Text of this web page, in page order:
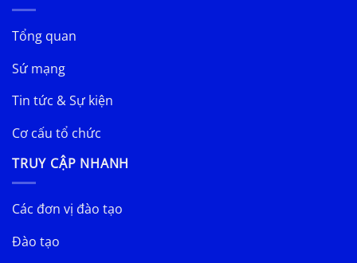
Tổng quan
Sứ mạng
Tin tức & Sự kiện
Cơ cấu tổ chức
TRUY CẬP NHANH
Các đơn vị đào tạo
Đào tạo